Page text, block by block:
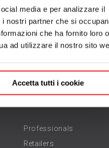
media e per analizzare il
nostri partner che si
che ha fornito loro o
ad utilizzare il nostro sito
Accetta tutti i cookie
Professionals
Retailers